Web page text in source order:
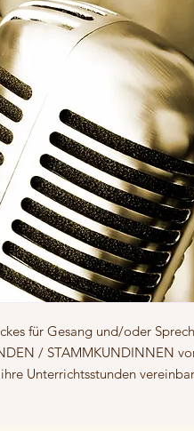
für Gesang und/oder
/ STAMMKUNDINNEN
Unterrichtsstunden